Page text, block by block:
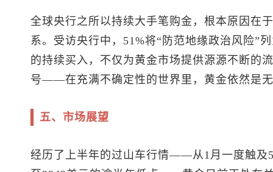
全球央行之所以持续大手笔购金，根本原因在
系。受访央行中，51%将“防范地缘政治风险”
的持续买入，不仅为黄金市场提供源源不断的
号——在充满不确定性的世界里，黄金依然是
五、市场展望
经历了上半年的过山车行情——从1月一度触及